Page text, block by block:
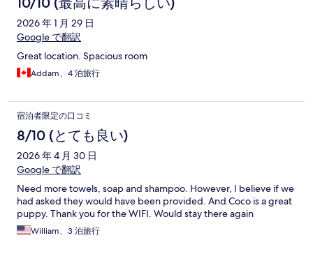
2026 年 1 月 29 日
Google で翻訳
Great location. Spacious room
Addam、4 泊旅行
宿泊者限定の口コミ
8/10 (とても良い)
2026 年 4 月 30 日
Google で翻訳
Need more towels, soap and shampoo. However, I believe if we
had asked they would have been provided. And Coco is a great
puppy. Thank you for the WIFI. Would stay there again
William、3 泊旅行